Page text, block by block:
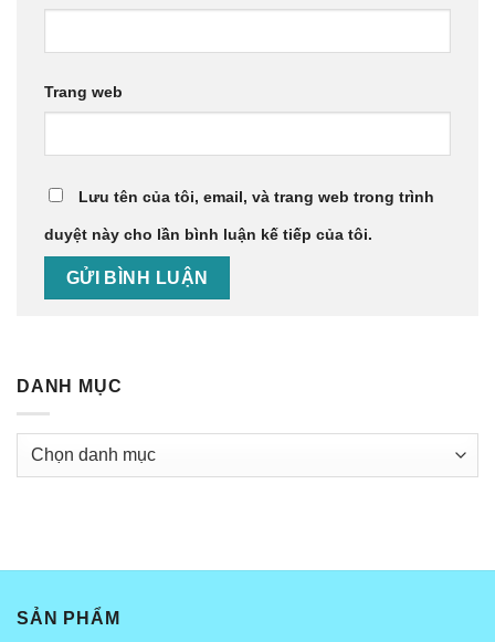
Trang web
Lưu tên của tôi, email, và trang web trong trình
duyệt này cho lần bình luận kế tiếp của tôi.
DANH MỤC
Danh
SẢN PHẨM